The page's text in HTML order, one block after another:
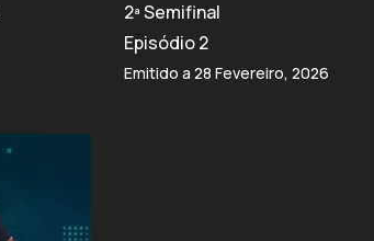
2ª Semifinal
Episódio 2
Emitido a 28 Fevereiro, 2026